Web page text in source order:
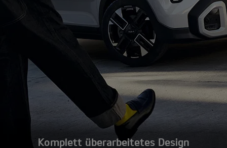
Komplett überarbeitetes Design